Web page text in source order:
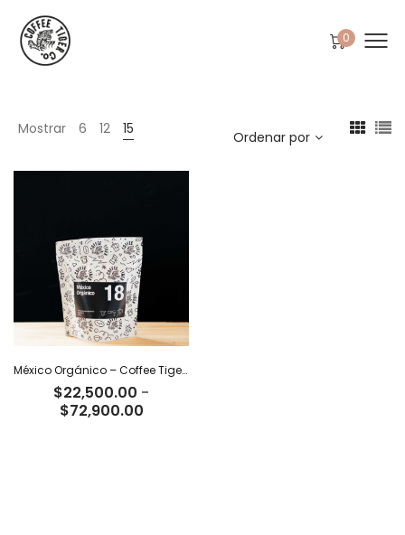
0
Mostrar 6 12 15 Ordenar por
México Orgánico – Coffee Tiger Co
$22,500.00 -
$72,900.00Rango